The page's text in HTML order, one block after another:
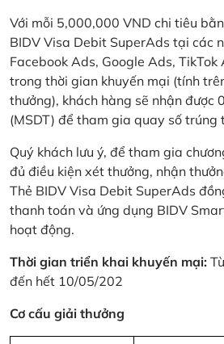
Với mỗi 5,000,000 VND chi tiêu
BIDV Visa Debit SuperAds tại các
Facebook Ads, Google Ads, TikTok
trong thời gian khuyến mại (tính
thưởng), khách hàng sẽ nhận được
(MSDT) để tham gia quay số trúng
Quý khách lưu ý, để tham gia
đủ điều kiện xét thưởng, nhận
Thẻ BIDV Visa Debit SuperAds
thanh toán và ứng dụng BIDV
hoạt động.
Thời gian triển khai khuyến mại:
đến hết 10/05/202
Cơ cấu giải thưởng